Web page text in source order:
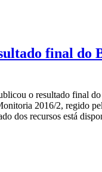
final do
o resultado final do
2016/2, regido
dos recursos está